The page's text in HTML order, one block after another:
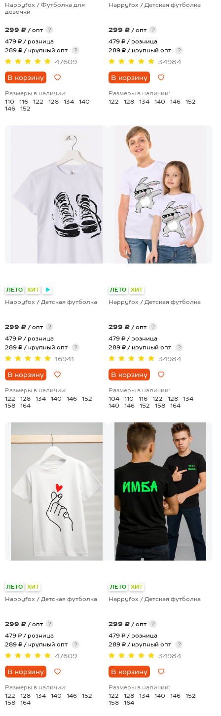
Happyfox / Футболка для
девочки
299 ₽ / опт
?
479 ₽ / розница
289 ₽ / крупный опт
?
47609
В корзину
Размеры в наличии:
110
116 122 128 134
140
146
152
Happyfox / Детская футболка
299 ₽ / опт
?
479 ₽ / розница
289 ₽ / крупный опт
?
34984
В корзину
Размеры в наличии:
122
128 134 140 146 152
ЛЕТО ХИТ
Happyfox / Детская футболка
299 ₽ / опт
?
479 ₽ / розница
289 ₽ / крупный опт
?
16941
В корзину
Размеры в наличии:
122
128 134 140 146
152
158
164
ЛЕТО ХИТ
Happyfox / Детская футболка
299 ₽ / опт
?
479 ₽ / розница
289 ₽ / крупный опт
?
34984
В корзину
Размеры в наличии:
104
110 116 122 128
134
140
146 152 158 164
ЛЕТО ХИТ
Happyfox / Детская футболка
299 ₽ / опт
?
479 ₽ / розница
289 ₽ / крупный опт
?
47609
В корзину
Размеры в наличии:
122
128 134 140 146
152
158
164
ЛЕТО ХИТ
Happyfox / Детская футболка
299 ₽ / опт
?
479 ₽ / розница
289 ₽ / крупный опт
?
34984
В корзину
Размеры в наличии:
122
128 134 140 146
152
158
164